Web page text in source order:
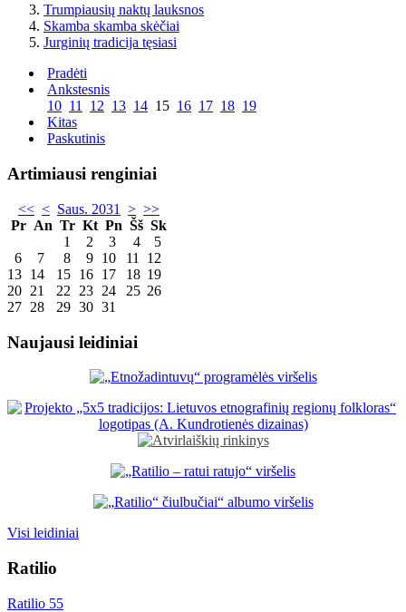
Trumpiausių naktų lauksnos
Skamba skamba skėčiai
Jurginių tradicija tęsiasi
Pradėti
Ankstesnis
10 11 12 13 14 15 16 17 18 19
Kitas
Paskutinis
Artimiausi renginiai
<< < Saus. 2031 > >>
Pr An Tr Kt Pn Šš Sk
1
2 3 4
5
6
7 8 9 10 11
12
13 14 15 16 17 18 19
20 21 22 23 24 25 26
27 28 29 30 31
Naujausi leidiniai
Visi leidiniai
Ratilio
Ratilio 55